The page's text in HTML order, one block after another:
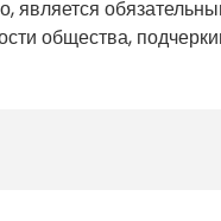
является
общества,